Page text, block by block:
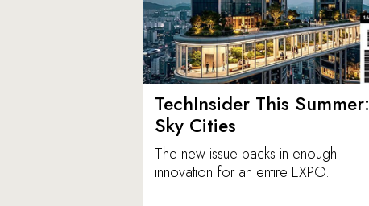
TechInsider This Summer:
Sky Cities
The new issue packs in enough
innovation for an entire EXPO.